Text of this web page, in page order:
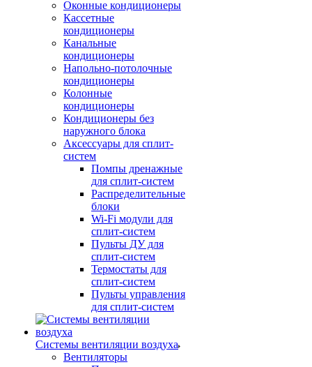
Оконные кондиционеры
Кассетные
кондиционеры
Канальные
кондиционеры
Напольно-потолочные
кондиционеры
Колонные
кондиционеры
Кондиционеры без
наружного блока
Аксессуары для сплит-
систем
Помпы дренажные
для сплит-систем
Распределительные
блоки
Wi-Fi модули для
сплит-систем
Пульты ДУ для
сплит-систем
Термостаты для
сплит-систем
Пульты управления
для сплит-систем
Системы вентиляции воздуха
Вентиляторы